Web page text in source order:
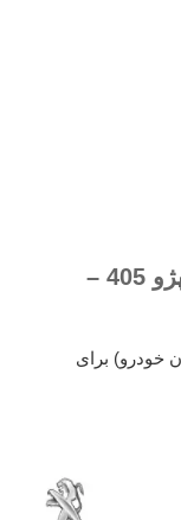
فروش کلیه لوازم فیلتر سوخت پژو 405 –
خودرو) برای